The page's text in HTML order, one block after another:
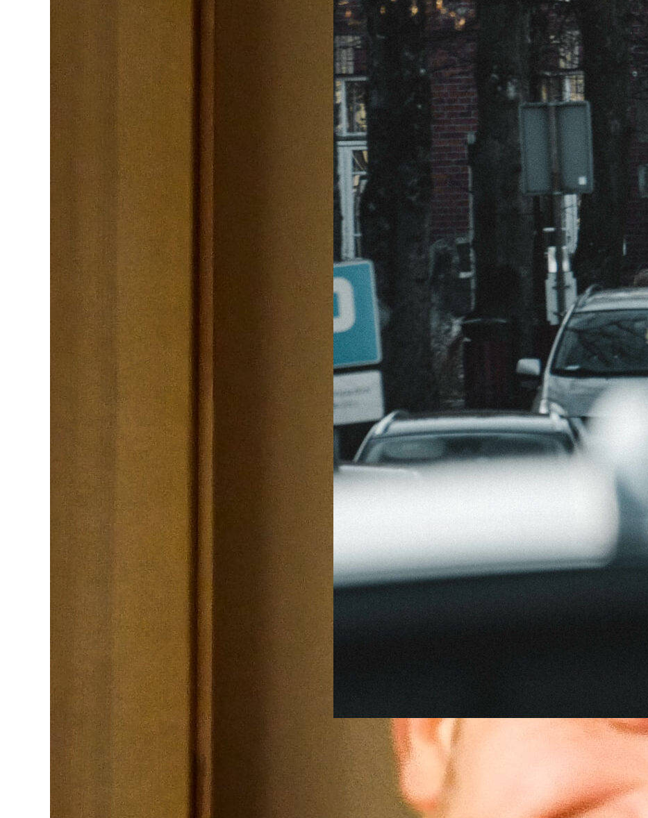
À la frontière polono-biélorusse,
ces habitants solidaires des
migrants persécutés